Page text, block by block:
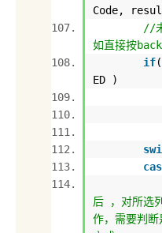
Code,
//
如直接按
if
ED )
后 ，对所选
作，需要判